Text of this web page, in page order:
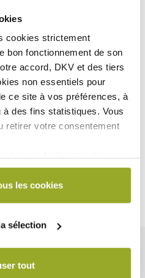
cookies strictement
bon fonctionnement de son
accord, DKV et des tiers
non essentiels pour
ce site à vos préférences, à
des fins statistiques. Vous
retirer votre consentement
de bloquer et/ou de
consulter notre
disponible au bas de
les cookies
sélection
tout